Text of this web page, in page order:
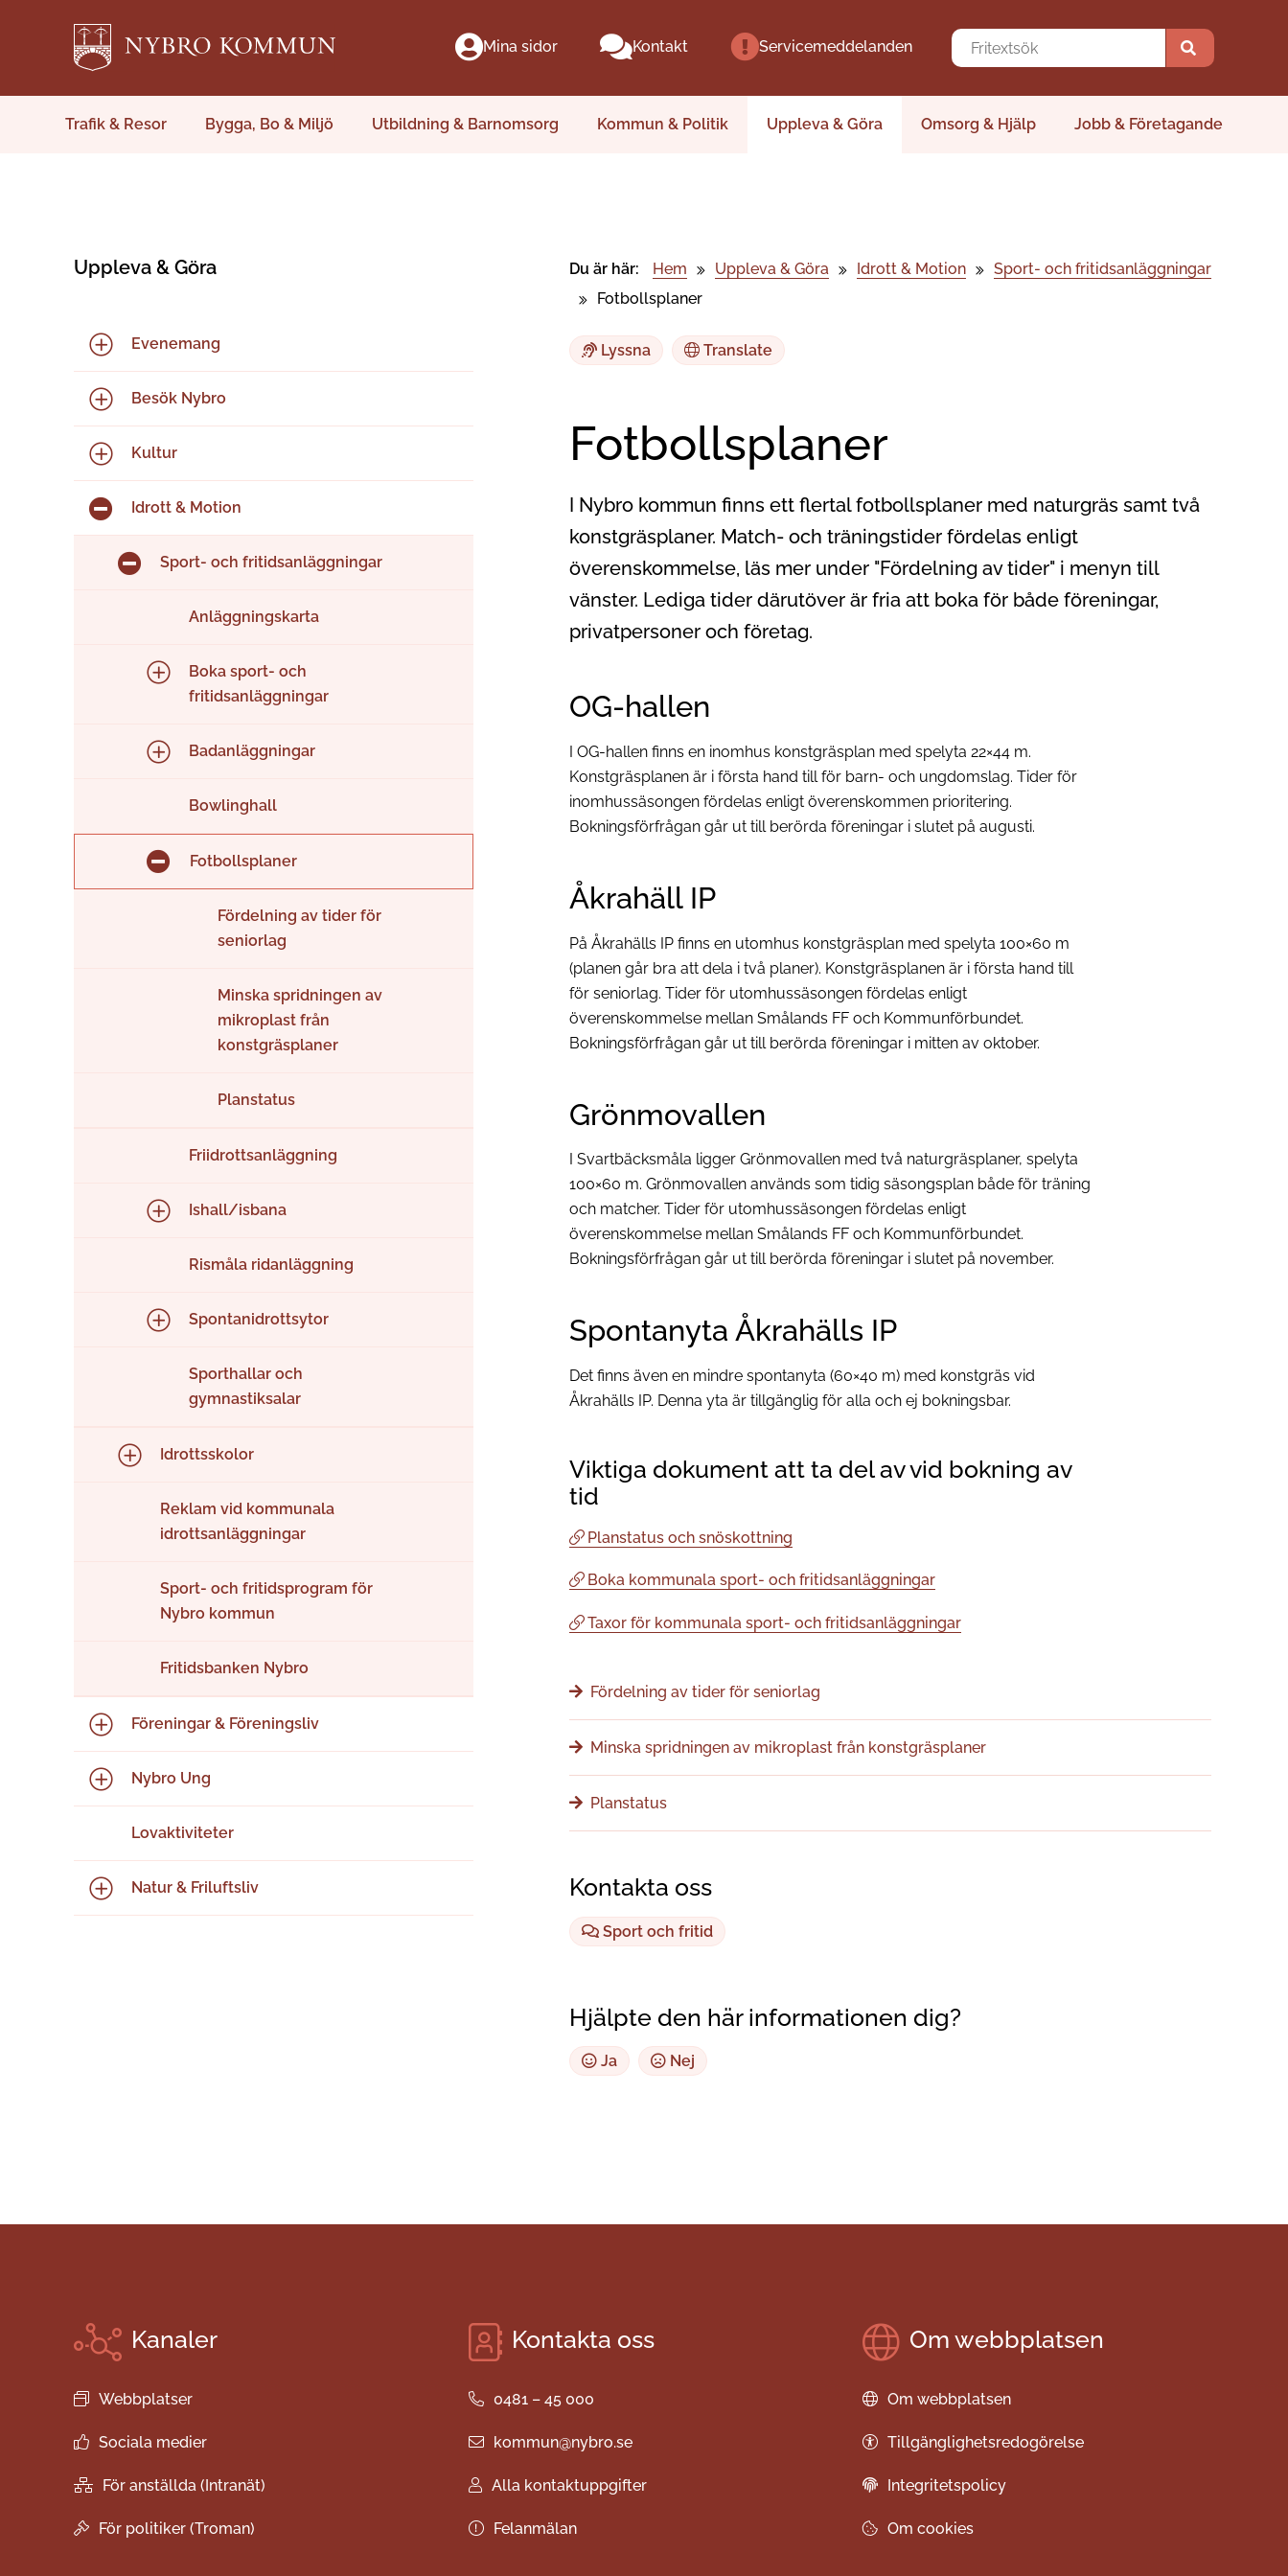
Mina sidor Kontakt Servicemeddelanden
Trafik & Resor Bygga, Bo & Miljö Utbildning & Barnomsorg Kommun & Politik Uppleva & Göra Omsorg & Hjälp Jobb & Företagande
Uppleva & Göra
Evenemang
Besök Nybro
Kultur
Idrott & Motion
Sport- och fritidsanläggningar
Anläggningskarta
Boka sport- och
fritidsanläggningar
Badanläggningar
Bowlinghall
Fotbollsplaner
Fördelning av tider för
seniorlag
Minska spridningen av
mikroplast från
konstgräsplaner
Planstatus
Friidrottsanläggning
Ishall/isbana
Rismåla ridanläggning
Spontanidrottsytor
Sporthallar och
gymnastiksalar
Idrottsskolor
Reklam vid kommunala
idrottsanläggningar
Sport- och fritidsprogram för
Nybro kommun
Fritidsbanken Nybro
Föreningar & Föreningsliv
Nybro Ung
Lovaktiviteter
Natur & Friluftsliv
Du är här: Hem Uppleva & Göra Idrott & Motion
Sport- och fritidsanläggningar
Fotbollsplaner
Lyssna Translate
Fotbollsplaner
I Nybro kommun finns ett flertal fotbollsplaner med naturgräs samt två
konstgräsplaner. Match- och träningstider fördelas enligt
överenskommelse, läs mer under "Fördelning av tider" i menyn till
vänster. Lediga tider därutöver är fria att boka för både föreningar,
privatpersoner och företag.
OG-hallen
I OG-hallen finns en inomhus konstgräsplan med spelyta 22×44 m.
Konstgräsplanen är i första hand till för barn- och ungdomslag. Tider för
inomhussäsongen fördelas enligt överenskommen prioritering.
Bokningsförfrågan går ut till berörda föreningar i slutet på augusti.
Åkrahäll IP
På Åkrahälls IP finns en utomhus konstgräsplan med spelyta 100×60 m
(planen går bra att dela i två planer). Konstgräsplanen är i första hand till
för seniorlag. Tider för utomhussäsongen fördelas enligt
överenskommelse mellan Smålands FF och Kommunförbundet.
Bokningsförfrågan går ut till berörda föreningar i mitten av oktober.
Grönmovallen
I Svartbäcksmåla ligger Grönmovallen med två naturgräsplaner, spelyta
100×60 m. Grönmovallen används som tidig säsongsplan både för träning
och matcher. Tider för utomhussäsongen fördelas enligt
överenskommelse mellan Smålands FF och Kommunförbundet.
Bokningsförfrågan går ut till berörda föreningar i slutet på november.
Spontanyta Åkrahälls IP
Det finns även en mindre spontanyta (60×40 m) med konstgräs vid
Åkrahälls IP. Denna yta är tillgänglig för alla och ej bokningsbar.
Viktiga dokument att ta del av vid bokning av
tid
Planstatus och snöskottning
Boka kommunala sport- och fritidsanläggningar
Taxor för kommunala sport- och fritidsanläggningar
Fördelning av tider för seniorlag
Minska spridningen av mikroplast från konstgräsplaner
Planstatus
Kontakta oss
Sport och fritid
Hjälpte den här informationen dig?
Ja Nej
Kanaler
Webbplatser
Sociala medier
För anställda (Intranät)
För politiker (Troman)
Kontakta oss
0481 – 45 000
kommun@nybro.se
Alla kontaktuppgifter
Felanmälan
Om webbplatsen
Om webbplatsen
Tillgänglighetsredogörelse
Integritetspolicy
Om cookies